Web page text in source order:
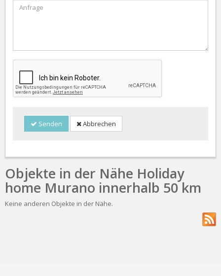
Senden Abbrechen
Objekte in der Nähe Holiday
home Murano innerhalb 50 km
Keine anderen Objekte in der Nähe.